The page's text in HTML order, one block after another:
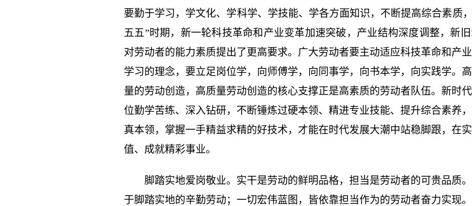
要勤于学习，学文化、学科学、学技能、学各方面知识，不断提高综合素质
五五”时期，新一轮科技革命和产业变革加速突破，产业结构深度调整，新旧
对劳动者的能力素质提出了更高要求。广大劳动者要主动适应科技革命和产
学习的理念，要立足岗位学，向师傅学，向同事学，向书本学，向实践学。
量的劳动创造，高质量劳动创造的核心支撑正是高素质的劳动者队伍。新时
位勤学苦练、深入钻研，不断锤炼过硬本领、精进专业技能、提升综合素养
真本领，掌握一手精益求精的好技术，才能在时代发展大潮中站稳脚跟，在
值、成就精彩事业。
脚踏实地爱岗敬业。实干是劳动的鲜明品格，担当是劳动者的可贵品质
于脚踏实地的辛勤劳动；一切宏伟蓝图，皆依靠担当作为的劳动者奋力实现